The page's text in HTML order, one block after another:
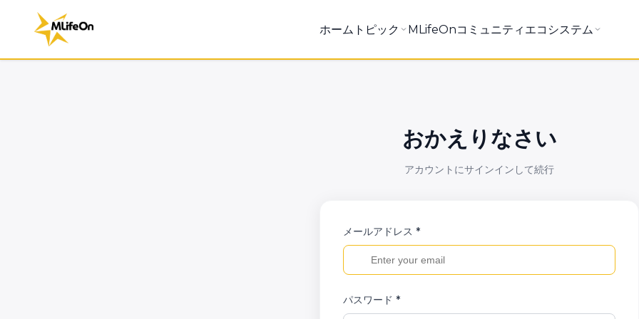
ホーム トピック MLifeOnコミュニティ エコシステム
おかえりなさい
アカウントにサインインして続行
メールアドレス *
パスワード *